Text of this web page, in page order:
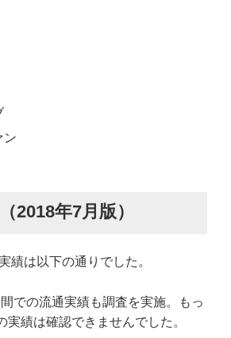
ン
2018年7月版）
績は以下の通りでした。
での流通実績も調査を実施。もっ
実績は確認できませんでした。